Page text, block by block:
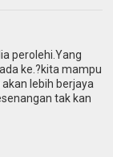
perolehi.Yang
ke.?kita mampu
lebih berjaya
tak kan